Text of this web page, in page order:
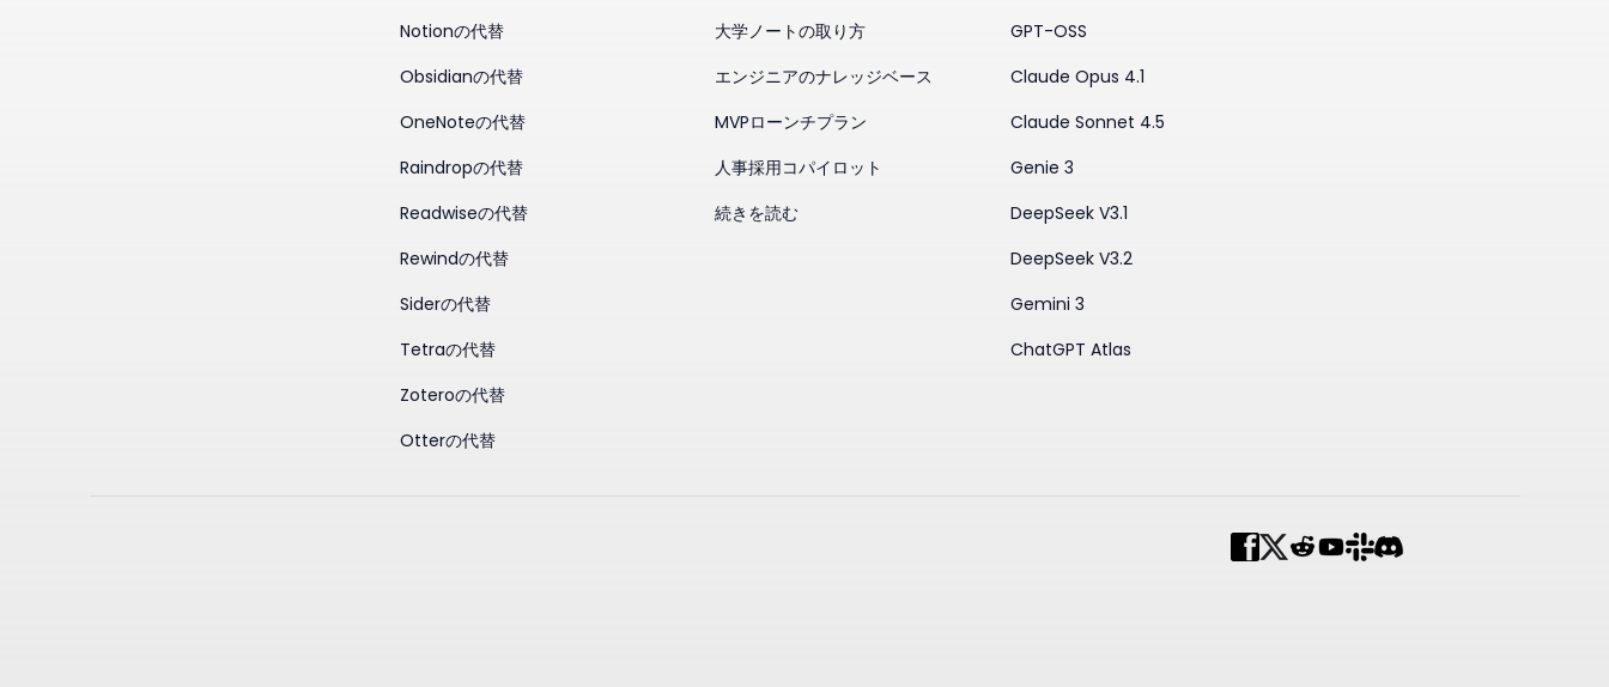
Notionの代替
Obsidianの代替
OneNoteの代替
Raindropの代替
Readwiseの代替
Rewindの代替
Siderの代替
Tetraの代替
Zoteroの代替
Otterの代替
大学ノートの取り方
エンジニアのナレッジベース
MVPローンチプラン
人事採用コパイロット
続きを読む
GPT-OSS
Claude Opus 4.1
Claude Sonnet 4.5
Genie 3
DeepSeek V3.1
DeepSeek V3.2
Gemini 3
ChatGPT Atlas